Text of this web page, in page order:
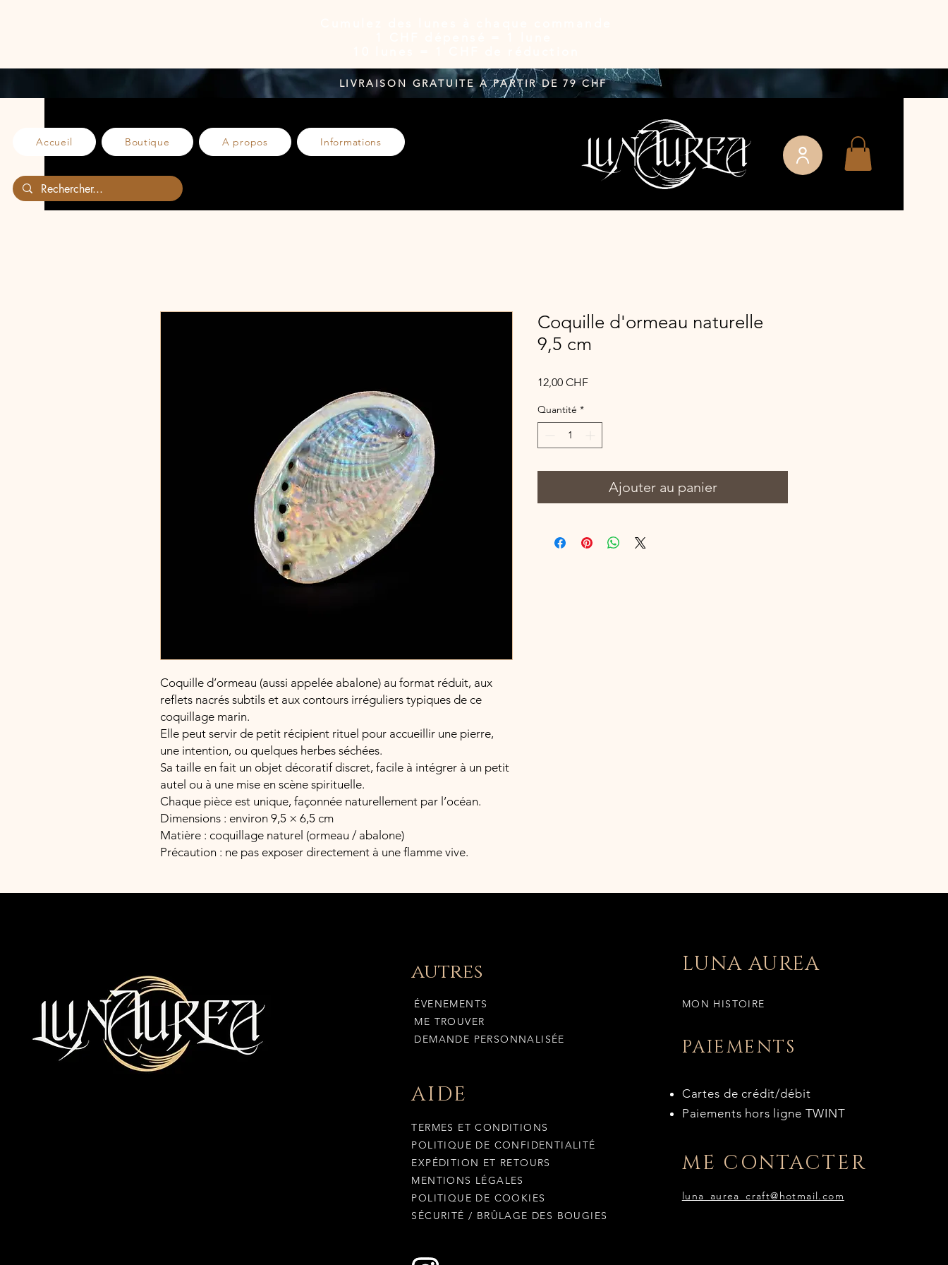
LIVRAISON GRATUITE A PARTIR DE 79 CHF
Accueil Boutique A propos Informations
Coquille d’ormeau (aussi appelée abalone) au format réduit, aux
reflets nacrés subtils et aux contours irréguliers typiques de ce
coquillage marin.
Elle peut servir de petit récipient rituel pour accueillir une pierre,
une intention, ou quelques herbes séchées.
Sa taille en fait un objet décoratif discret, facile à intégrer à un petit
autel ou à une mise en scène spirituelle.
Chaque pièce est unique, façonnée naturellement par l’océan.
Dimensions : environ 9,5 × 6,5 cm
Matière : coquillage naturel (ormeau / abalone)
Précaution : ne pas exposer directement à une flamme vive.
Coquille d'ormeau naturelle
9,5 cm
12,00 CHFPrix
Quantité *
Ajouter au panier
autres
ÉVENEMENTS
ME TROUVER
DEMANDE PERSONNALISÉE
AIDE
TERMES ET CONDITIONS
POLITIQUE DE CONFIDENTIALITÉ
EXPÉDITION ET RETOURS
MENTIONS LÉGALES
POLITIQUE DE COOKIES
SÉCURITÉ / BRÛLAGE DES BOUGIES
LUNA AUREA
MON HISTOIRE
PAIEMENTS
Cartes de crédit/débit
Paiements hors ligne TWINT
ME CONTACTER
luna_aurea_craft@hotmail.com